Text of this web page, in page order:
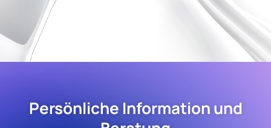
Persönliche Information und